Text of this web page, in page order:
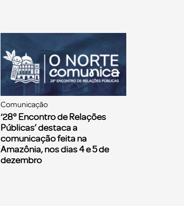
Comunicação
‘28° Encontro de Relações
Públicas’ destaca a
comunicação feita na
Amazônia, nos dias 4 e 5 de
dezembro